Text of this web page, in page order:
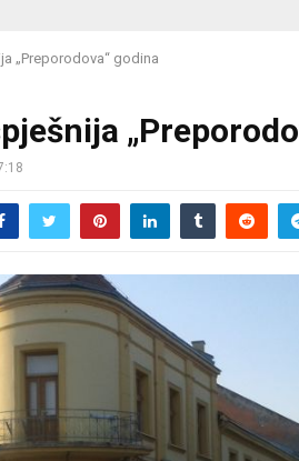
„Preporodova“ godina